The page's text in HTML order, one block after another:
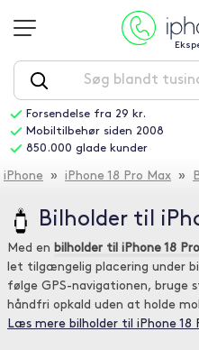
Forsendelse fra 29 kr.
Mobiltilbehør siden 2008
850.000 glade kunder
iPhone » iPhone 18 Pro Max »
Bilholder til
Med en bilholder til iPhone 18
let tilgængelig placering under
følge GPS-navigationen, bruge
håndfri opkald uden at holde
Læs mere bilholder til iPhone 18